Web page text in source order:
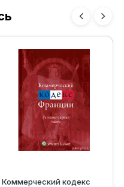
Коммерческий кодекс